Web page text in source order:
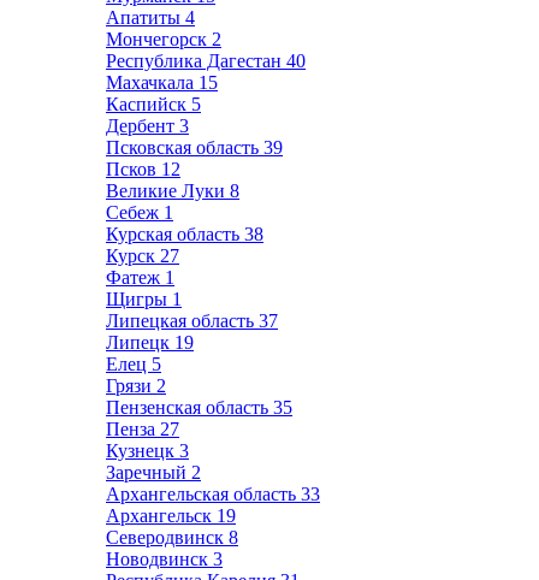
Апатиты 4
Мончегорск 2
Республика Дагестан 40
Махачкала 15
Каспийск 5
Дербент 3
Псковская область 39
Псков 12
Великие Луки 8
Себеж 1
Курская область 38
Курск 27
Фатеж 1
Щигры 1
Липецкая область 37
Липецк 19
Елец 5
Грязи 2
Пензенская область 35
Пенза 27
Кузнецк 3
Заречный 2
Архангельская область 33
Архангельск 19
Северодвинск 8
Новодвинск 3